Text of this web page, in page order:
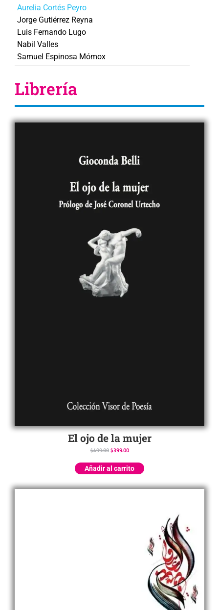
Aurelia Cortés Peyro
Jorge Gutiérrez Reyna
Luis Fernando Lugo
Nabil Valles
Samuel Espinosa Mómox
Librería
El ojo de la mujer
$499.00 $399.00
Añadir al carrito